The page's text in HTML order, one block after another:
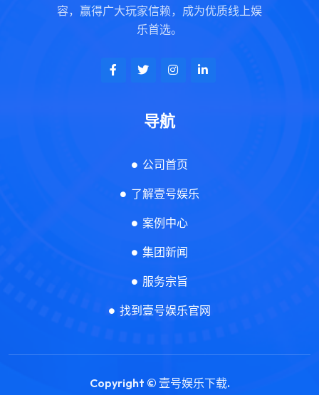
容，赢得广大玩家信赖，成为优质线上娱
乐首选。
导航
公司首页
了解壹号娱乐
案例中心
集团新闻
服务宗旨
找到壹号娱乐官网
Copyright © 壹号娱乐下载.